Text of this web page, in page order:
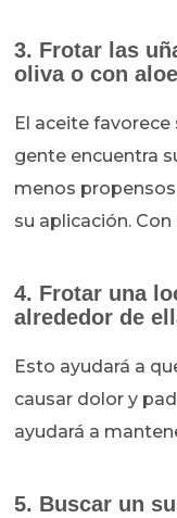
3. Frotar las
oliva o con
El aceite
gente encuentra
menos
su aplicación. Con
4. Frotar una
alrededor de
Esto ayudará a
causar dolor y
ayudará a
5. Buscar un